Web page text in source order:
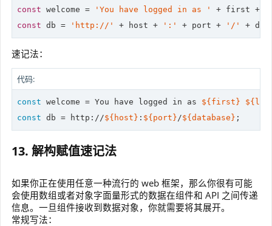
const welcome = 'You have logged in as ' + first +
const db = 'http://' + host + ':' + port + '/' +
速记法：
代码:
const welcome = You have logged in as ${first}
const db = http://${host} : ${port} /${database} ;
13. 解构赋值速记法
如果你正在使用任意一种流行的 web 框架，那么你很有可能
会使用数组或者对象字面量形式的数据在组件和 API 之间传递
信息。一旦组件接收到数据对象，你就需要将其展开。
常规写法：